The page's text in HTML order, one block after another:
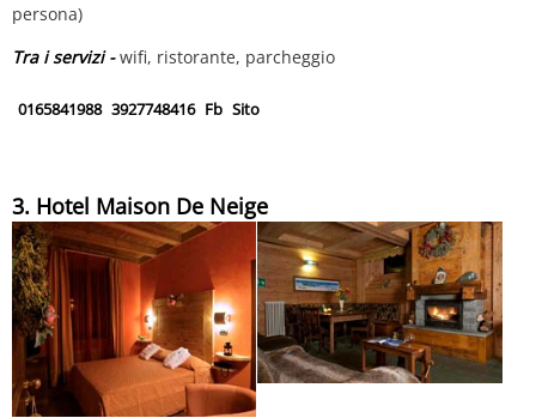
persona)
Tra i servizi -wifi, ristorante, parcheggio
0165841988 3927748416 Fb Sito
3. Hotel Maison De Neige